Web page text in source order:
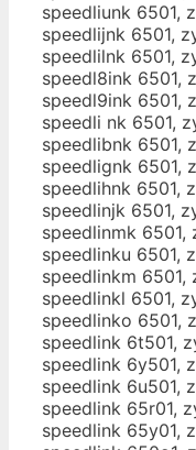
speedliunk 6501,
speedlijnk 6501,
speedlilnk 6501,
speedl8ink 6501,
speedl9ink 6501,
speedli nk 6501,
speedlibnk 6501,
speedlignk 6501,
speedlihnk 6501,
speedlinjk 6501,
speedlinmk 6501,
speedlinku 6501,
speedlinkm 6501,
speedlinkl 6501,
speedlinko 6501,
speedlink 6t501,
speedlink 6y501,
speedlink 6u501,
speedlink 65r01,
speedlink 65y01,